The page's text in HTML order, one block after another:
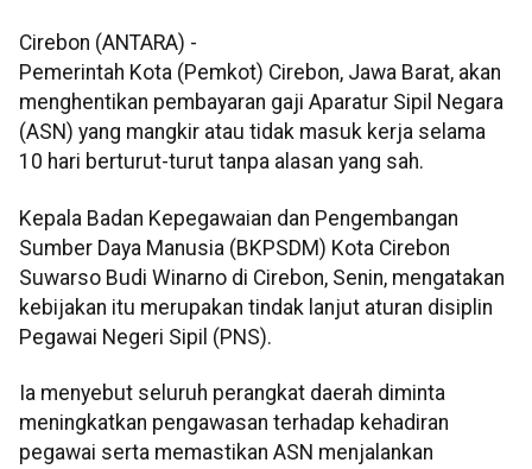
Cirebon (ANTARA) -
Pemerintah Kota (Pemkot) Cirebon, Jawa Barat, akan
menghentikan pembayaran gaji Aparatur Sipil Negara
(ASN) yang mangkir atau tidak masuk kerja selama
10 hari berturut-turut tanpa alasan yang sah.
Kepala Badan Kepegawaian dan Pengembangan
Sumber Daya Manusia (BKPSDM) Kota Cirebon
Suwarso Budi Winarno di Cirebon, Senin, mengatakan
kebijakan itu merupakan tindak lanjut aturan disiplin
Pegawai Negeri Sipil (PNS).
Ia menyebut seluruh perangkat daerah diminta
meningkatkan pengawasan terhadap kehadiran
pegawai serta memastikan ASN menjalankan